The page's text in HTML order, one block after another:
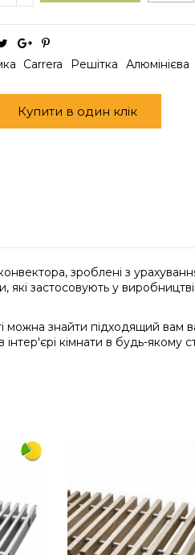
Carrera Решітка Алюмінієва
Купити в один клік
зроблені з
які застосовують у
можна знайти підходящий
кімнати в будь-якому